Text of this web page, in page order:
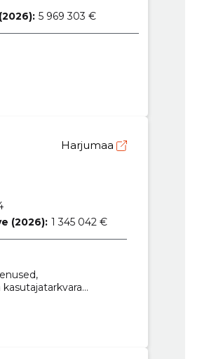
5 969 303 €
Harjumaa
(2026): 1 345 042 €
hooldus- ja